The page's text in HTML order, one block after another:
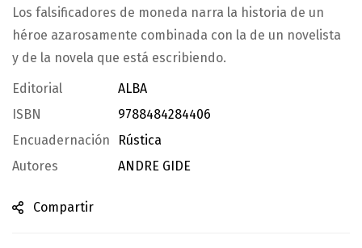
Los falsificadores de moneda narra la historia de un
héroe azarosamente combinada con la de un novelista
y de la novela que está escribiendo.
Editorial
ALBA
ISBN
9788484284406
Encuadernación
Rústica
Autores
ANDRE GIDE
Compartir